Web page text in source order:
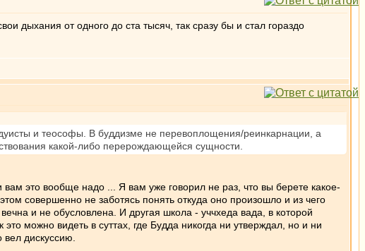
дыхания от одного до ста тысяч, так сразу бы и стал гораздо
и теософы. В буддизме не перевоплощения/реинкарнации, а
какой-либо перерождающейся сущности.
это вообще надо ... Я вам уже говорил не раз, что вы берете какое-
совершенно не заботясь понять откуда оно произошло и из чего
и не обусловлена. И другая школа - уччхеда вада, в которой
можно видеть в суттах, где Будда никогда ни утверждал, но и ни
дискуссию.